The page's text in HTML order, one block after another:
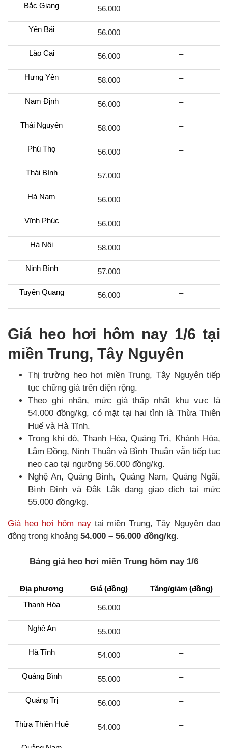
Bắc Giang
56.000 –
Yên Bái 56.000 –
Lào Cai 56.000 –
Hưng Yên 58.000 –
Nam Định 56.000 –
Thái Nguyên 58.000 –
Phú Thọ 56.000 –
Thái Bình 57.000 –
Hà Nam 56.000 –
Vĩnh Phúc 56.000 –
Hà Nội 58.000 –
Ninh Bình 57.000 –
Tuyên Quang 56.000 –
Giá heo hơi hôm nay 1/6 tại
miền Trung, Tây Nguyên
Thị trường heo hơi miền Trung, Tây Nguyên tiếp
tục chững giá trên diện rộng.
Theo ghi nhận, mức giá thấp nhất khu vực là
54.000 đồng/kg, có mặt tại hai tỉnh là Thừa Thiên
Huế và Hà Tĩnh.
Trong khi đó, Thanh Hóa, Quảng Trị, Khánh Hòa,
Lâm Đồng, Ninh Thuận và Bình Thuận vẫn tiếp tục
neo cao tại ngưỡng 56.000 đồng/kg.
Nghệ An, Quảng Bình, Quảng Nam, Quảng Ngãi,
Bình Định và Đắk Lắk đang giao dịch tại mức
55.000 đồng/kg.
Giá heo hơi hôm naytại miền Trung, Tây Nguyên dao
động trong khoảng 54.000 – 56.000 đồng/kg.
Bảng giá heo hơi miền Trung hôm nay 1/6
Địa phương Giá (đồng)
Tăng/giảm (đồng)
Thanh Hóa
56.000 –
Nghệ An 55.000 –
Hà Tĩnh 54.000 –
Quảng Bình 55.000 –
Quảng Trị 56.000 –
Thừa Thiên Huế 54.000 –